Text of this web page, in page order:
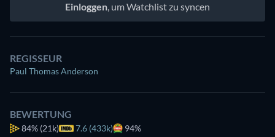
Einloggen, um Watchlist zu syncen
REGISSEUR
Paul Thomas Anderson
BEWERTUNG
84% (21k) 7.6 (433k) 94%